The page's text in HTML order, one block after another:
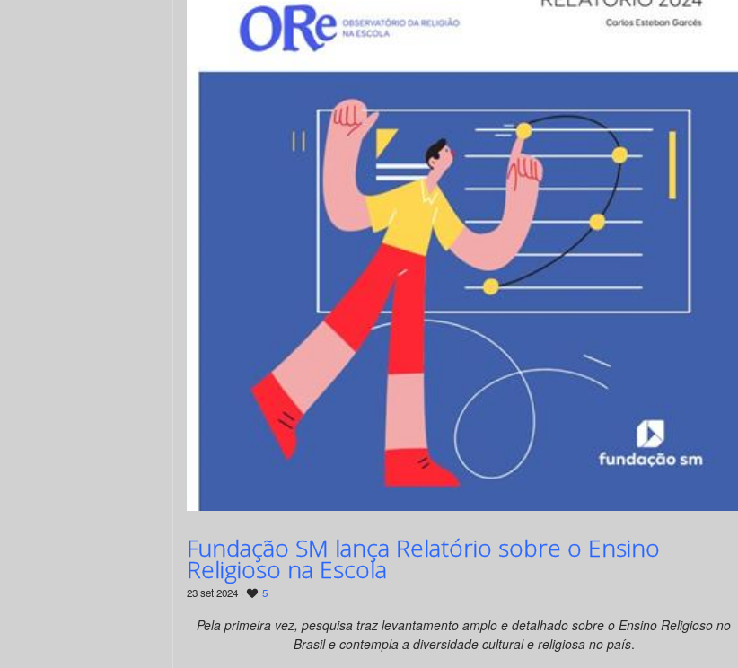
Fundação SM lança Relatório sobre o Ensino
Religioso na Escola
23 set 2024 · 5
Pela primeira vez, pesquisa traz levantamento amplo e detalhado sobre o Ensino Religioso no
Brasil e contempla a diversidade cultural e religiosa no país.